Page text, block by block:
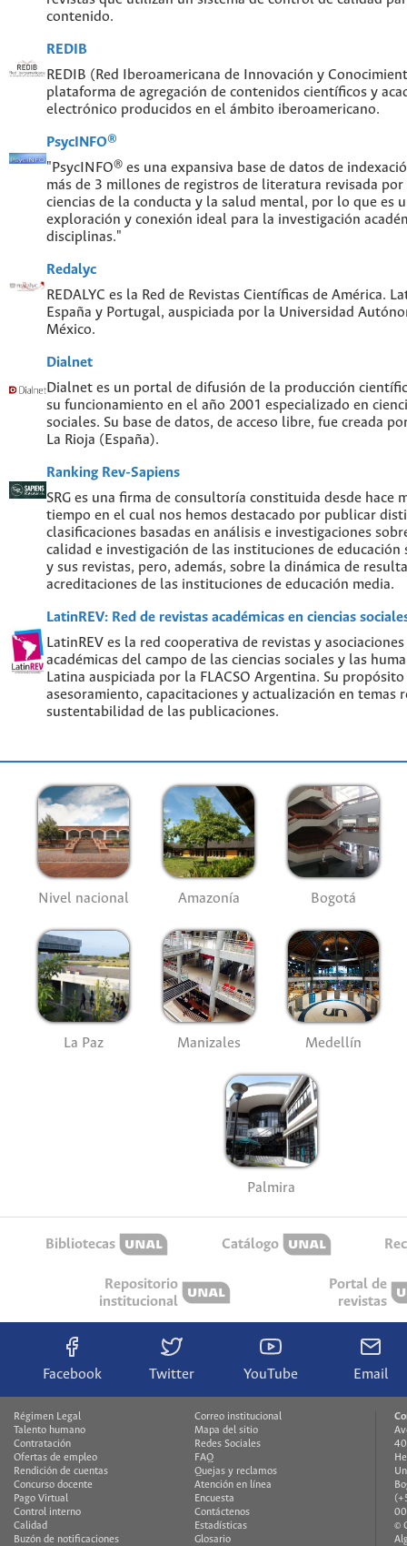
contenido.
REDIB
REDIB (Red Iberoamericana de Innovación y
plataforma de agregación de contenidos científicos y
electrónico producidos en el ámbito iberoamericano.
PsycINFO®
"PsycINFO® es una expansiva base de datos de
más de 3 millones de registros de literatura revisada por
ciencias de la conducta y la salud mental, por lo que es
exploración y conexión ideal para la investigación
disciplinas."
Redalyc
REDALYC es la Red de Revistas Científicas de América.
España y Portugal, auspiciada por la Universidad
México.
Dialnet
Dialnet es un portal de difusión de la producción
su funcionamiento en el año 2001 especializado en
sociales. Su base de datos, de acceso libre, fue creada
La Rioja (España).
Ranking Rev-Sapiens
SRG es una firma de consultoría constituida desde hace
tiempo en el cual nos hemos destacado por publicar
clasificaciones basadas en análisis e investigaciones
calidad e investigación de las instituciones de educación
y sus revistas, pero, además, sobre la dinámica de
acreditaciones de las instituciones de educación media.
LatinREV: Red de revistas académicas en ciencias
LatinREV es la red cooperativa de revistas y
académicas del campo de las ciencias sociales y las
Latina auspiciada por la FLACSO Argentina. Su
asesoramiento, capacitaciones y actualización en temas
sustentabilidad de las publicaciones.
Nivel nacional Amazonía Bogotá
La Paz Manizales Medellín
Palmira
Bibliotecas Catálogo
Repositorio
institucional
Portal de
revistas
Facebook Twitter YouTube Email
Régimen Legal
Talento humano
Contratación
Ofertas de empleo
Rendición de cuentas
Concurso docente
Pago Virtual
Control interno
Calidad
Buzón de notificaciones
Correo institucional
Mapa del sitio
Redes Sociales
FAQ
Quejas y reclamos
Atención en línea
Encuesta
Contáctenos
Estadísticas
Glosario
©